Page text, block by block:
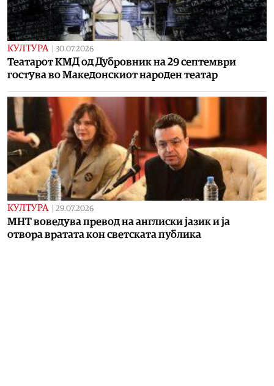
КУЛТУРА 30.07.2026
Театарот КМД од Дубровник на 29 септември
гостува во Македонскиот народен театар
КУЛТУРА 29.07.2026
МНТ воведува превод на англиски јазик и ја
отвора вратата кон светската публика